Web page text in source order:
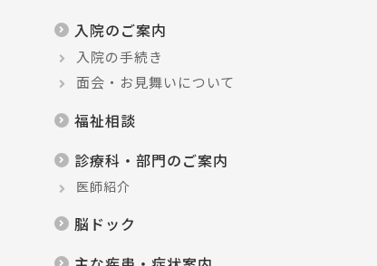
入院のご案内
入院の手続き
面会・お見舞いについて
福祉相談
診療科・部門のご案内
医師紹介
脳ドック